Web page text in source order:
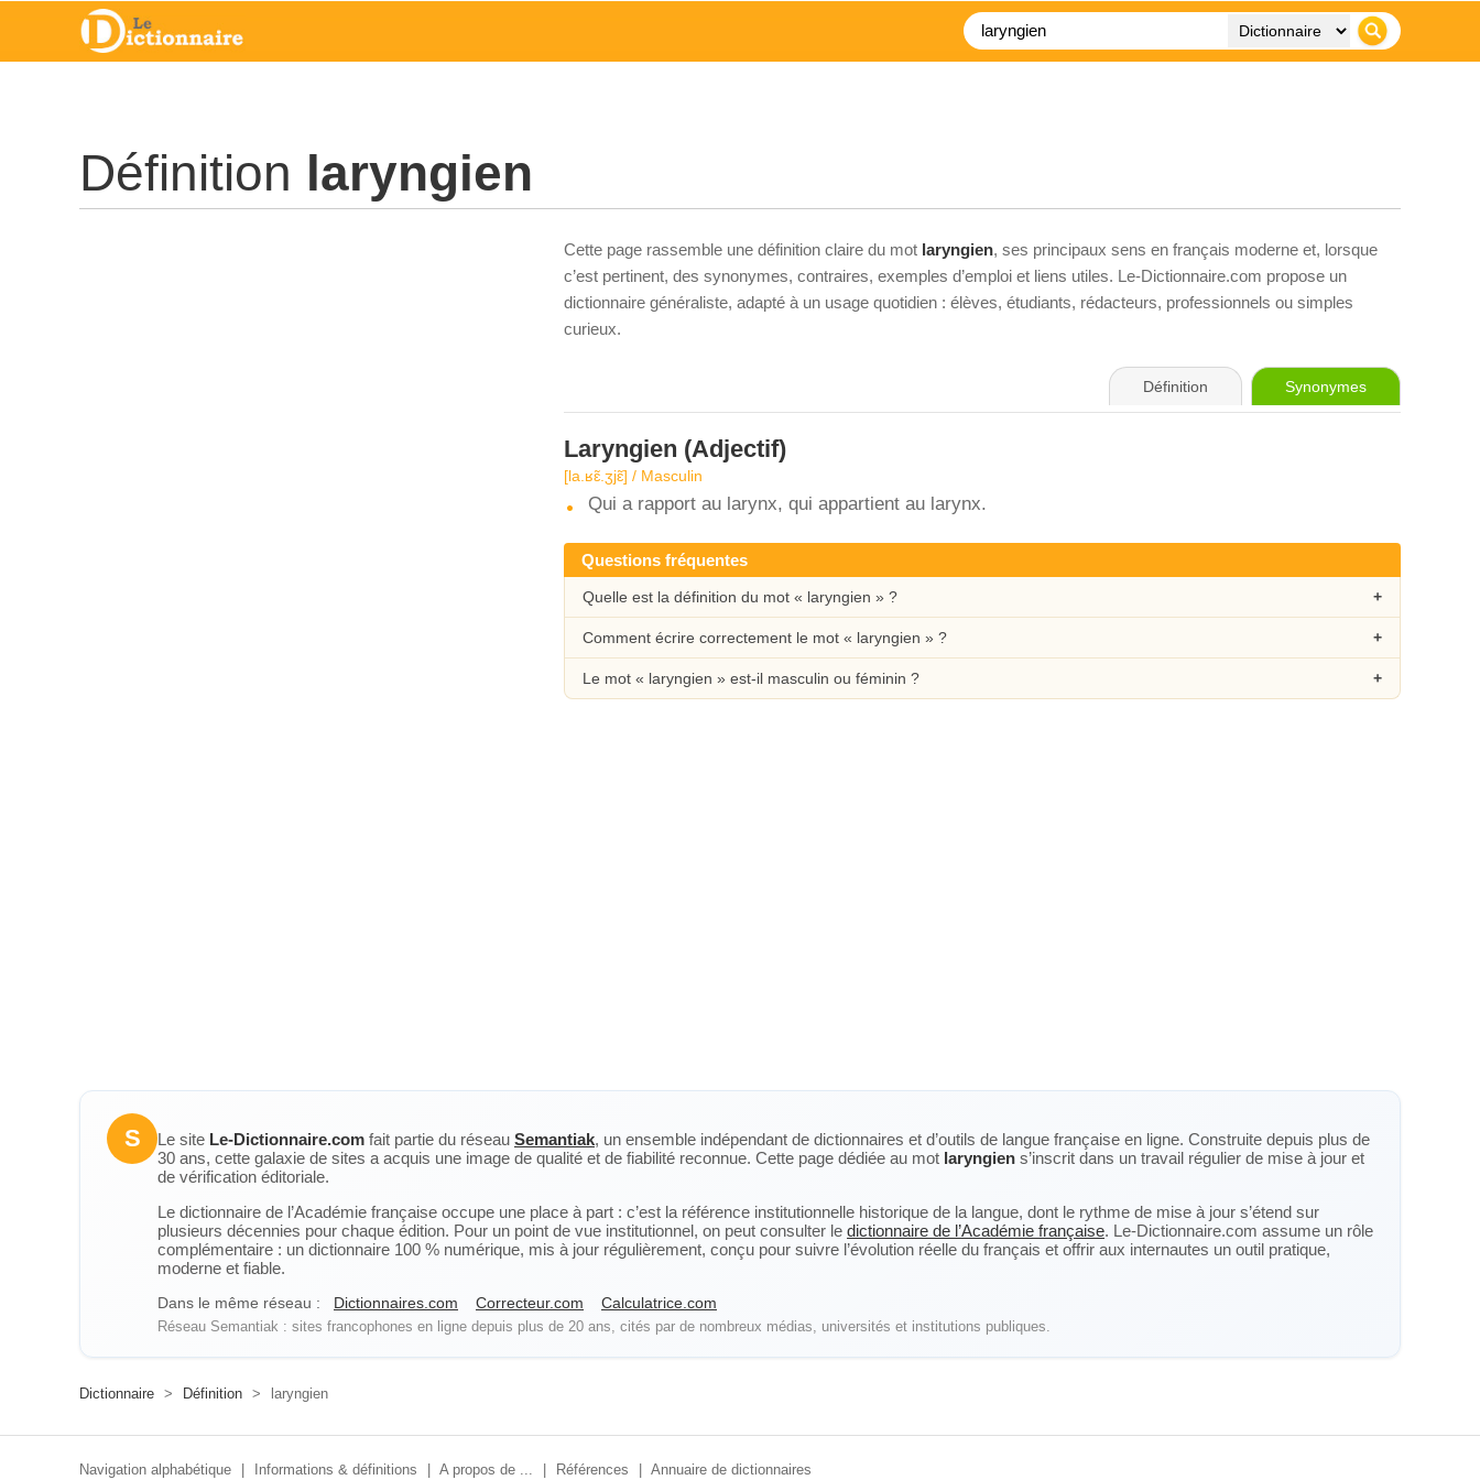
Définition laryngien
Cette page rassemble une définition claire du mot laryngien, ses principaux sens en français moderne et, lorsque
c’est pertinent, des synonymes, contraires, exemples d’emploi et liens utiles. Le-Dictionnaire.com propose un
dictionnaire généraliste, adapté à un usage quotidien : élèves, étudiants, rédacteurs, professionnels ou simples
curieux.
Définition Synonymes
Laryngien (Adjectif)
[la.ʁɛ̃.ʒjɛ̃] / Masculin
Qui a rapport au larynx, qui appartient au larynx.
Questions fréquentes
Quelle est la définition du mot « laryngien » ?
Comment écrire correctement le mot « laryngien » ?
Le mot « laryngien » est-il masculin ou féminin ?
S Le site Le-Dictionnaire.com fait partie du réseau Semantiak, un ensemble indépendant de dictionnaires et d’outils de langue française en ligne. Construite depuis plus de
30 ans, cette galaxie de sites a acquis une image de qualité et de fiabilité reconnue. Cette page dédiée au mot laryngien s’inscrit dans un travail régulier de mise à jour et
de vérification éditoriale.
Le dictionnaire de l’Académie française occupe une place à part : c’est la référence institutionnelle historique de la langue, dont le rythme de mise à jour s’étend sur
plusieurs décennies pour chaque édition. Pour un point de vue institutionnel, on peut consulter le dictionnaire de l’Académie française. Le-Dictionnaire.com assume un rôle
complémentaire : un dictionnaire 100 % numérique, mis à jour régulièrement, conçu pour suivre l’évolution réelle du français et offrir aux internautes un outil pratique,
moderne et fiable.
Dans le même réseau : Dictionnaires.com Correcteur.com Calculatrice.com
Réseau Semantiak : sites francophones en ligne depuis plus de 20 ans, cités par de nombreux médias, universités et institutions publiques.
Dictionnaire > Définition > laryngien
Navigation alphabétique Informations & définitions A propos de ... Références Annuaire de dictionnaires